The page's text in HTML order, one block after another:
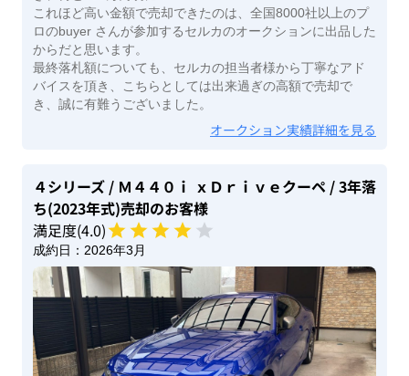
これほど高い金額で売却できたのは、全国8000社以上のプ
ロのbuyer さんが参加するセルカのオークションに出品した
からだと思います。
最終落札額についても、セルカの担当者様から丁寧なアド
バイスを頂き、こちらとしては出来過ぎの高額で売却で
き、誠に有難うございました。
オークション実績詳細を見る
４シリーズ / Ｍ４４０ｉ ｘＤｒｉｖｅクーペ / 3年落
ち(2023年式)売却のお客様
満足度(4.0)
成約日： 2026年3月